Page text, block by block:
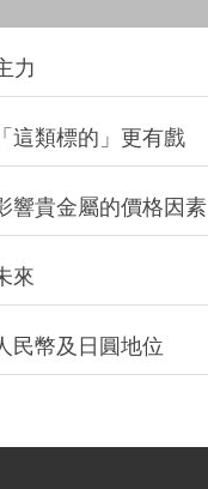
力
這類標的」更有戲
響貴金屬的價格因素
來
民幣及日圓地位